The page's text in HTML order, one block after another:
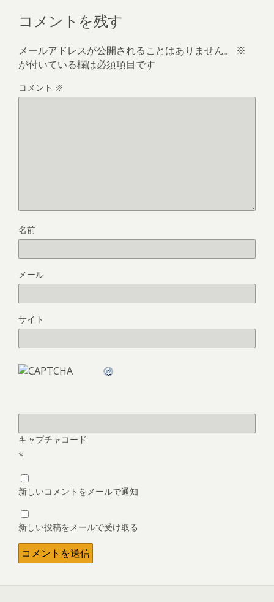
コメントを残す
メールアドレスが公開されることはありません。
※
が付いている欄は必須項目です
コメント ※
名前
メール
サイト
キャプチャコード
*
新しいコメントをメールで通知
新しい投稿をメールで受け取る